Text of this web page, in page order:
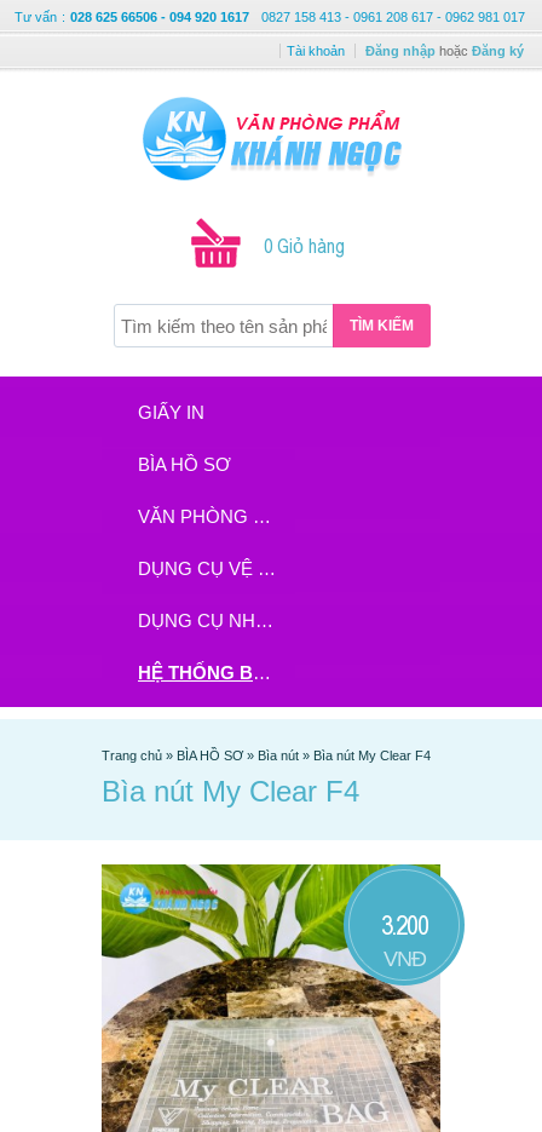
Tư vấn : 028 625 66506 - 094 920 1617 0827 158 413 - 0961 208 617 - 0962 981 017
Tài khoản Đăng nhập hoặc Đăng ký
0 Giỏ hàng
TÌM KIẾM
GIẤY IN
BÌA HỒ SƠ
VĂN PHÒNG PHẨM
DỤNG CỤ VỆ SINH
DỤNG CỤ NHÀ BẾP
HỆ THỐNG BHX - TGDĐ ĐẶT HÀNG TẠI ĐÂY
Trang chủ » BÌA HỒ SƠ » Bìa nút » Bìa nút My Clear F4
Bìa nút My Clear F4
3.200
VNĐ